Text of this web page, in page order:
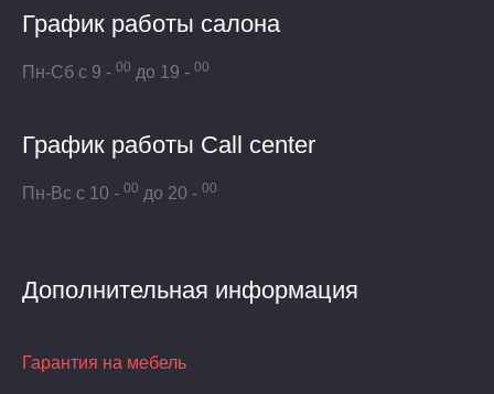
График работы салона
Пн-Сб с 9 - 00 до 19 - 00
График работы Call center
Пн-Вс с 10 - 00 до 20 - 00
Дополнительная информация
Гарантия на мебель